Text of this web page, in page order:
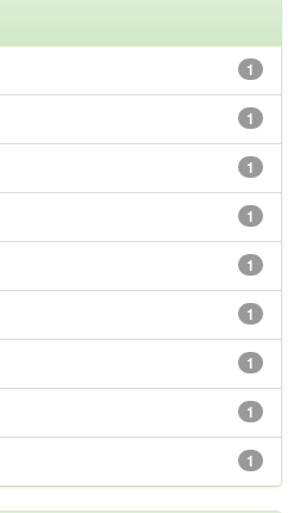
1
1
1
1
1
1
1
1
1